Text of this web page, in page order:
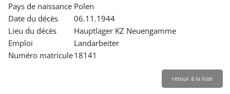
FORMATION
RECHERCHE
SERVICE
Pays de naissance Polen
Date du décès
06.11.1944
Lieu du décès
Hauptlager KZ Neuengamme
Emploi
Landarbeiter
Numéro matricule18141
retour à la liste